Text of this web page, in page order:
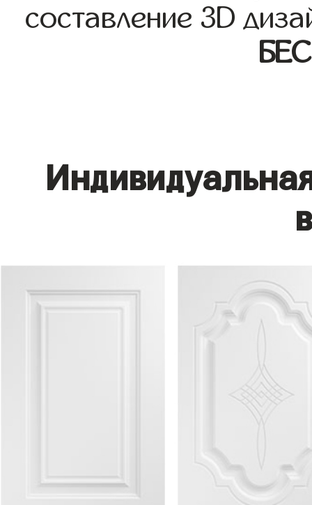
составление 3D